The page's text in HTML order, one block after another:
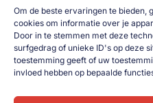
Om de beste ervaringen te bieden,
cookies om informatie over je
Door in te stemmen met deze
surfgedrag of unieke ID's op deze
toestemming geeft of uw
invloed hebben op bepaalde
Multitool met 9 Functies
€5,00
Toevoegen aan